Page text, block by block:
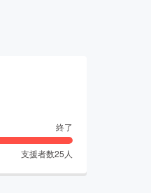
終了
支援者数25 人